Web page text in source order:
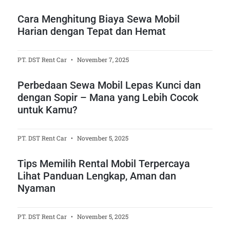
Cara Menghitung Biaya Sewa Mobil
Harian dengan Tepat dan Hemat
PT. DST Rent Car November 7, 2025
Perbedaan Sewa Mobil Lepas Kunci dan
dengan Sopir – Mana yang Lebih Cocok
untuk Kamu?
PT. DST Rent Car November 5, 2025
Tips Memilih Rental Mobil Terpercaya
Lihat Panduan Lengkap, Aman dan
Nyaman
PT. DST Rent Car November 5, 2025